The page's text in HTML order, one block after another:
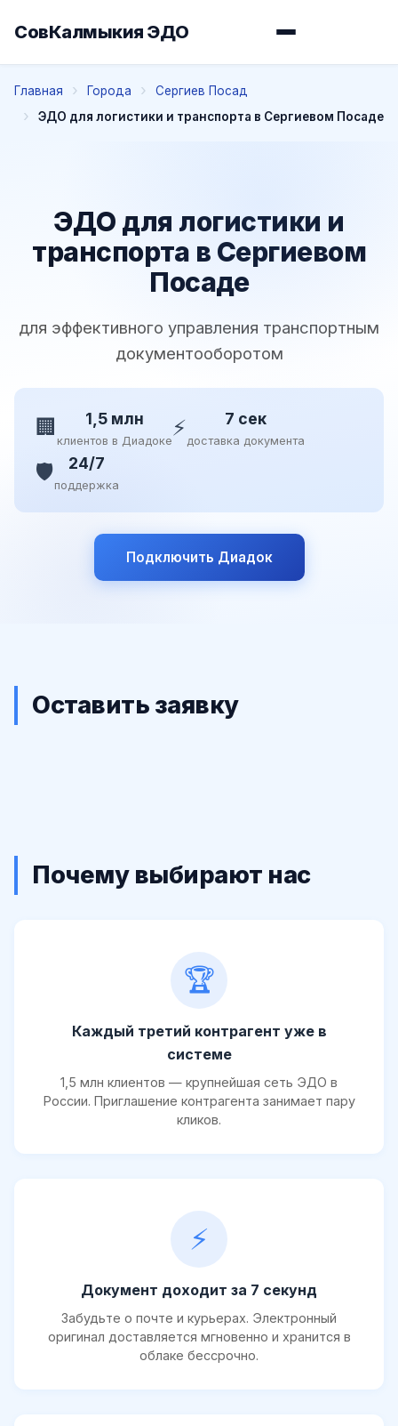
СовКалмыкия ЭДО
Главная Города
Сергиев Посад
ЭДО для логистики и транспорта в Сергиевом Посаде
ЭДО для логистики и
транспорта в Сергиевом
Посаде
для эффективного управления транспортным
документооборотом
🏢 1,5 млн
клиентов в Диадоке⚡ 7 сек
доставка документа
🛡️ 24/7
поддержка
Подключить Диадок
Оставить заявку
Почему выбирают нас
🏆
Каждый третий контрагент уже в
системе
1,5 млн клиентов — крупнейшая сеть ЭДО в
России. Приглашение контрагента занимает пару
кликов.
⚡
Документ доходит за 7 секунд
Забудьте о почте и курьерах. Электронный
оригинал доставляется мгновенно и хранится в
облаке бессрочно.